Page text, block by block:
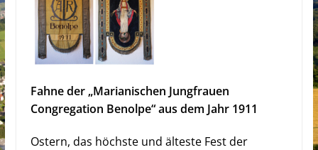
Fahne der „Marianischen Jungfrauen
Congregation Benolpe“ aus dem Jahr 1911
Ostern, das höchste und älteste Fest der